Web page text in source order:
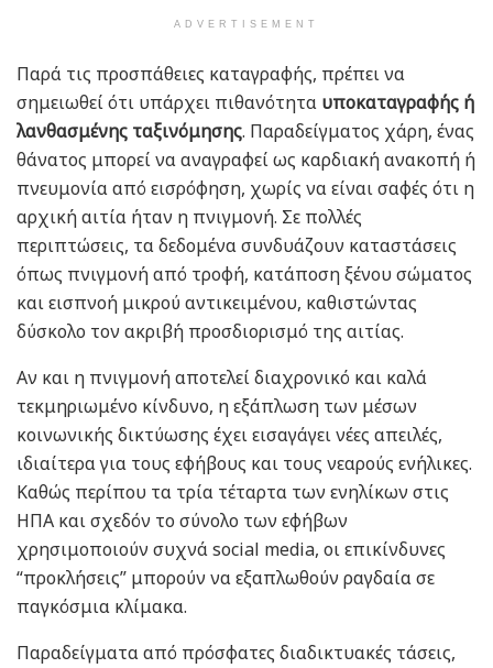
ADVERTISEMENT
Παρά τις προσπάθειες καταγραφής, πρέπει να
σημειωθεί ότι υπάρχει πιθανότητα υποκαταγραφής ή
λανθασμένης ταξινόμησης. Παραδείγματος χάρη, ένας
θάνατος μπορεί να αναγραφεί ως καρδιακή ανακοπή ή
πνευμονία από εισρόφηση, χωρίς να είναι σαφές ότι η
αρχική αιτία ήταν η πνιγμονή. Σε πολλές
περιπτώσεις, τα δεδομένα συνδυάζουν καταστάσεις
όπως πνιγμονή από τροφή, κατάποση ξένου σώματος
και εισπνοή μικρού αντικειμένου, καθιστώντας
δύσκολο τον ακριβή προσδιορισμό της αιτίας.
Αν και η πνιγμονή αποτελεί διαχρονικό και καλά
τεκμηριωμένο κίνδυνο, η εξάπλωση των μέσων
κοινωνικής δικτύωσης έχει εισαγάγει νέες απειλές,
ιδιαίτερα για τους εφήβους και τους νεαρούς ενήλικες.
Καθώς περίπου τα τρία τέταρτα των ενηλίκων στις
ΗΠΑ και σχεδόν το σύνολο των εφήβων
χρησιμοποιούν συχνά social media, οι επικίνδυνες
“προκλήσεις” μπορούν να εξαπλωθούν ραγδαία σε
παγκόσμια κλίμακα.
Παραδείγματα από πρόσφατες διαδικτυακές τάσεις,